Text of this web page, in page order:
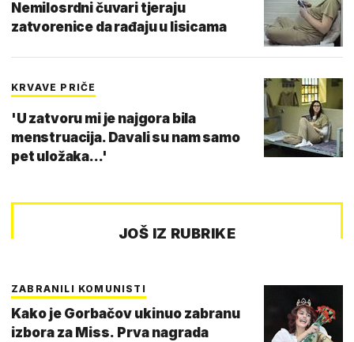
Nemilosrdni čuvari tjeraju
zatvorenice da rađaju u lisicama
KRVAVE PRIČE
'U zatvoru mi je najgora bila
menstruacija. Davali su nam samo
pet uložaka...'
JOŠ IZ RUBRIKE
ZABRANILI KOMUNISTI
Kako je Gorbačov ukinuo zabranu
izbora za Miss. Prva nagrada